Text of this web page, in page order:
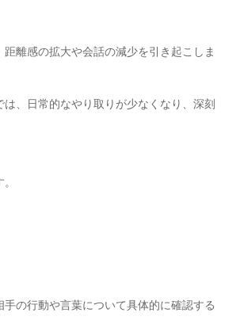
離感の拡大や会話の減少を引き起こしま
、日常的なやり取りが少なくなり、深刻
手の行動や言葉について具体的に確認する